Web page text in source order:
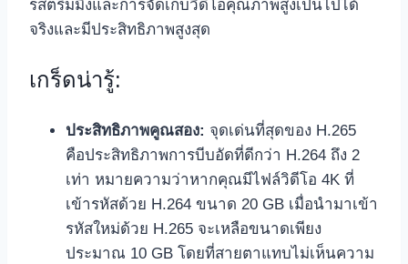
รสตรีมมิงและการจัดเก็บวิดีโอคุณภาพสูงเป็นไปได้
จริงและมีประสิทธิภาพสูงสุด
เกร็ดน่ารู้:
ประสิทธิภาพคูณสอง: จุดเด่นที่สุดของ H.265
คือประสิทธิภาพการบีบอัดที่ดีกว่า H.264 ถึง 2
เท่า หมายความว่าหากคุณมีไฟล์วิดีโอ 4K ที่
เข้ารหัสด้วย H.264 ขนาด 20 GB เมื่อนำมาเข้า
รหัสใหม่ด้วย H.265 จะเหลือขนาดเพียง
ประมาณ 10 GB โดยที่สายตาแทบไม่เห็นความ